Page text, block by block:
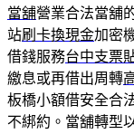
當舖營業合法當舖
站刷卡換現金加密
借錢服務台中支票
繳息或再借出周轉
板橋小額借安全合
不綁約。當舖轉型